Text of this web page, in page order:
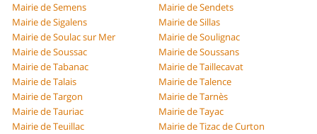
Mairie de Semens
Mairie de Sendets
Mairie de Sigalens
Mairie de Sillas
Mairie de Soulac sur Mer
Mairie de Soulignac
Mairie de Soussac
Mairie de Soussans
Mairie de Tabanac
Mairie de Taillecavat
Mairie de Talais
Mairie de Talence
Mairie de Targon
Mairie de Tarnès
Mairie de Tauriac
Mairie de Tayac
Mairie de Teuillac
Mairie de Tizac de Curton